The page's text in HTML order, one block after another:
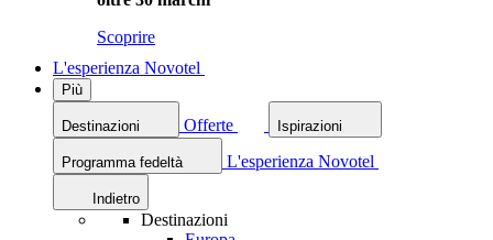
Scoprire
L'esperienza Novotel
Più
Destinazioni Offerte Ispirazioni
Programma fedeltà L'esperienza Novotel
Indietro
Destinazioni